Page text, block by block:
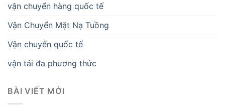
vận chuyển hàng quốc tế
Vận Chuyển Mặt Nạ Tuồng
Vận chuyển quốc tế
vận tải đa phương thức
BÀI VIẾT MỚI